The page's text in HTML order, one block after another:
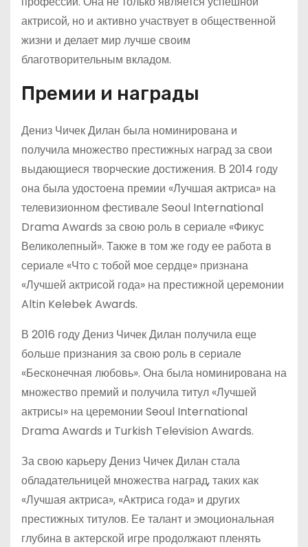
актрисой, но и активно участвует в общественной
жизни и делает мир лучше своим
благотворительным вкладом.
Премии и награды
Дениз Чичек Дилан была номинирована и
получила множество престижных наград за свои
выдающиеся творческие достижения. В 2014 году
она была удостоена премии «Лучшая актриса» на
телевизионном фестивале Seoul International
Drama Awards за свою роль в сериале «Фикус
Великолепный». Также в том же году ее работа в
сериале «Что с тобой мое сердце» признана
«Лучшей актрисой года» на престижной церемонии
Altin Kelebek Awards.
В 2016 году Дениз Чичек Дилан получила еще
больше признания за свою роль в сериале
«Бесконечная любовь». Она была номинирована на
множество премий и получила титул «Лучшей
актрисы» на церемонии Seoul International
Drama Awards и Turkish Television Awards.
За свою карьеру Дениз Чичек Дилан стала
обладательницей множества наград, таких как
«Лучшая актриса», «Актриса года» и других
престижных титулов. Ее талант и эмоциональная
глубина в актерской игре продолжают пленять